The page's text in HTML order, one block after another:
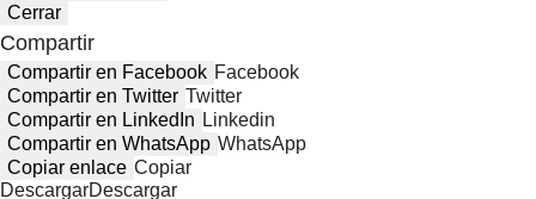
Cerrar
Compartir
Compartir en Facebook Facebook
Compartir en Twitter Twitter
Compartir en LinkedIn Linkedin
Compartir en WhatsApp WhatsApp
Copiar enlace Copiar
DescargarDescargar